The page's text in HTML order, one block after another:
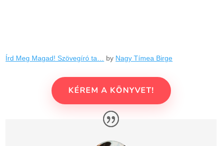
Írd Meg Magad! Szövegíró ta… by Nagy Tímea Birge
KÉREM A KÖNYVET!